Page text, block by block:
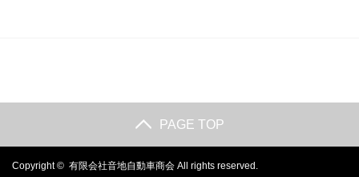
PAGE TOP
Copyright © 有限会社音地自動車商会 All rights reserved.